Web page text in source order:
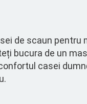
de scaun pentru
bucura de un
casei